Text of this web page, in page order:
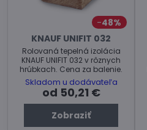
48%
KNAUF UNIFIT 032
Rolovaná tepelná izolácia
KNAUF UNIFIT 032 v rôznych
hrúbkach. Cena za balenie.
Skladom u dodávateľa
od 50,21 €
Zobraziť